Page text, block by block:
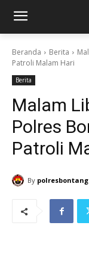
Beranda Berita
Patroli Malam Hari
Berita
Malam
Polres
Patroli
By polresbontang